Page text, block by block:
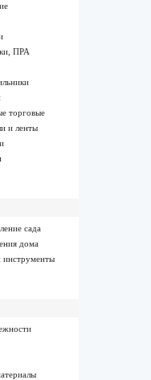
ПРА
торговые
и ленты
сада
дома
инструменты